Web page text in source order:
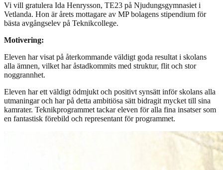
Vi vill gratulera Ida Henrysson, TE23 på Njudungsgymnasiet i
Vetlanda. Hon är årets mottagare av MP bolagens stipendium för
bästa avgångselev på Teknikcollege.
Motivering:
Eleven har visat på återkommande väldigt goda resultat i skolans
alla ämnen, vilket har åstadkommits med struktur, flit och stor
noggrannhet.
Eleven har ett väldigt ödmjukt och positivt synsätt inför skolans alla
utmaningar och har på detta ambitiösa sätt bidragit mycket till sina
kamrater. Teknikprogrammet tackar eleven för alla fina insatser som
en fantastisk förebild och representant för programmet.